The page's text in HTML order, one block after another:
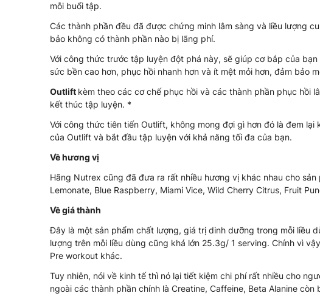
mỗi buổi tập.
Các thành phần đều đã được chứng minh lâm sàng và liều lượng
bảo không có thành phần nào bị lãng phí.
Với công thức trước tập luyện đột phá này, sẽ giúp cơ bắp của
sức bền cao hơn, phục hồi nhanh hơn và ít mệt mỏi hơn, đảm bảo
Outlift kèm theo các cơ chế phục hồi và các thành phần phục hồi
kết thúc tập luyện. *
Với công thức tiên tiến Outlift, không mong đợi gì hơn đó là đem
của Outlift và bắt đầu tập luyện với khả năng tối đa của bạn.
Về hương vị
Hãng Nutrex cũng đã đưa ra rất nhiều hương vị khác nhau cho
Lemonate, Blue Raspberry, Miami Vice, Wild Cherry Citrus, Fruit
Về giá thành
Đây là một sản phẩm chất lượng, giá trị dinh dưỡng trong mỗi liều
lượng trên mỗi liều dùng cũng khá lớn 25.3g/ 1 serving. Chính vì
Pre workout khác.
Tuy nhiên, nói về kinh tế thì nó lại tiết kiệm chi phí rất nhiều cho
ngoài các thành phần chính là Creatine, Caffeine, Beta Alanine